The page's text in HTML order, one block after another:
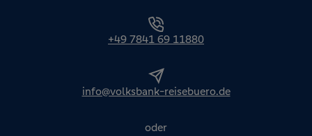
+49 7841 69 11880
info@volksbank-reisebuero.de
oder